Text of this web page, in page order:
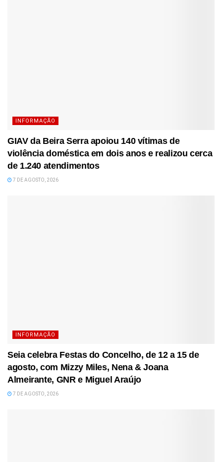
INFORMAÇÃO
GIAV da Beira Serra apoiou 140 vítimas de
violência doméstica em dois anos e realizou cerca
de 1.240 atendimentos
7 DE AGOSTO, 2026
INFORMAÇÃO
Seia celebra Festas do Concelho, de 12 a 15 de
agosto, com Mizzy Miles, Nena & Joana
Almeirante, GNR e Miguel Araújo
7 DE AGOSTO, 2026